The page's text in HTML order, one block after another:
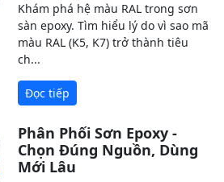
Khám phá hệ màu RAL trong sơn
sàn epoxy. Tìm hiểu lý do vì sao mã
màu RAL (K5, K7) trở thành tiêu
ch...
Đọc tiếp
Phân Phối Sơn Epoxy -
Chọn Đúng Nguồn, Dùng
Mới Lâu